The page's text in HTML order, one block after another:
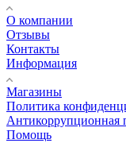
О компании
Отзывы
Контакты
Информация
Магазины
Политика
Антикоррупционная
Помощь